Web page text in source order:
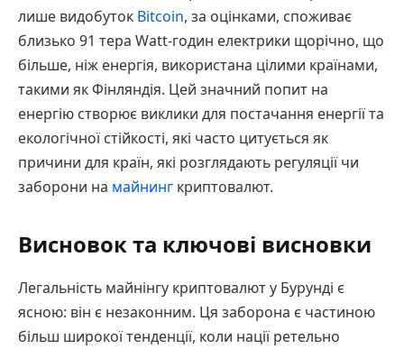
лише видобуток Bitcoin, за оцінками, споживає
близько 91 тера Watt-годин електрики щорічно, що
більше, ніж енергія, використана цілими країнами,
такими як Фінляндія. Цей значний попит на
енергію створює виклики для постачання енергії та
екологічної стійкості, які часто цитується як
причини для країн, які розглядають регуляції чи
заборони на майнинг криптовалют.
Висновок та ключові висновки
Легальність майнінгу криптовалют у Бурунді є
ясною: він є незаконним. Ця заборона є частиною
більш широкої тенденції, коли нації ретельно